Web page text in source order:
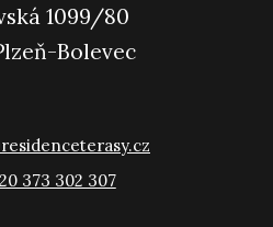
1099/80
Bolevec
373 302 307